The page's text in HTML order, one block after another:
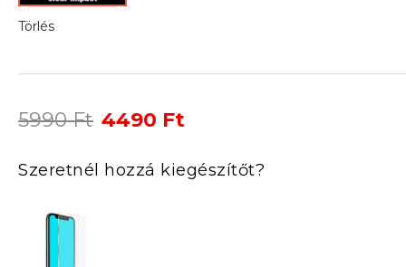
Törlés
5990Ft Original
was:
5990 Ft.
4490 Ft
is:
4490 Ft.
Szeretnél hozzá kiegészítőt?